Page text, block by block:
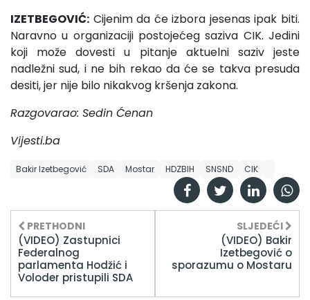
IZETBEGOVIĆ: Cijenim da će izbora jesenas ipak biti.
Naravno u organizaciji postojećeg saziva CIK. Jedini
koji može dovesti u pitanje aktuelni saziv jeste
nadležni sud, i ne bih rekao da će se takva presuda
desiti, jer nije bilo nikakvog kršenja zakona.
Razgovarao: Sedin Ćenan
Vijesti.ba
Bakir Izetbegović SDA Mostar HDZBIH SNSND CIK
PRETHODNI
(VIDEO) Zastupnici
Federalnog
parlamenta Hodžić i
Voloder pristupili SDA
SLJEDEĆI
(VIDEO) Bakir
Izetbegović o
sporazumu o Mostaru